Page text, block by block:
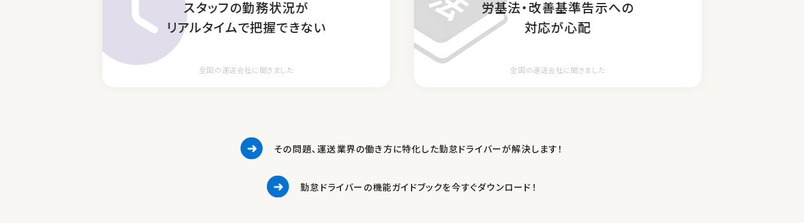
スタッフの勤務状況が
リアルタイムで把握できない
全国の運送会社に聞きました
残業・深夜・休日なども自動集計
打刻漏れや労働時間超過をアラート通知
勤怠ドライバーはここが違う！
労基法・改善基準告示への
対応が心配
全国の運送会社に聞きました
労基法・改善基準告示に対応
定期更新で法令遵守を継続支援
勤怠ドライバーはここが違う！
その問題、運送業界の働き方に特化した勤怠ドライバーが解決します！
勤怠ドライバーの機能ガイドブックを今すぐダウンロード！